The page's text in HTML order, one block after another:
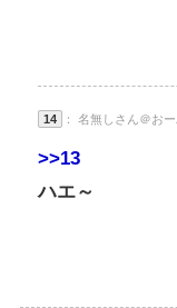
14 ： 名無しさん＠お
>>13
ハエ～